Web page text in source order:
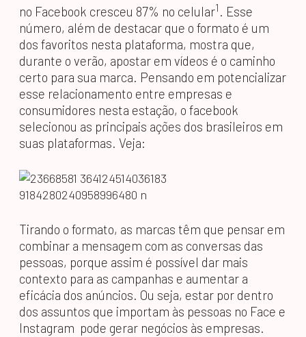
no Facebook cresceu 87% no celular1 . Esse
número, além de destacar que o formato é um
dos favoritos nesta plataforma, mostra que,
durante o verão, apostar em vídeos é o caminho
certo para sua marca. Pensando em potencializar
esse relacionamento entre empresas e
consumidores nesta estação, o facebook
selecionou as principais ações dos brasileiros em
suas plataformas. Veja:
Tirando o formato, as marcas têm que pensar em
combinar a mensagem com as conversas das
pessoas, porque assim é possível dar mais
contexto para as campanhas e aumentar a
eficácia dos anúncios. Ou seja, estar por dentro
dos assuntos que importam às pessoas no Face e
Instagram pode gerar negócios às empresas.